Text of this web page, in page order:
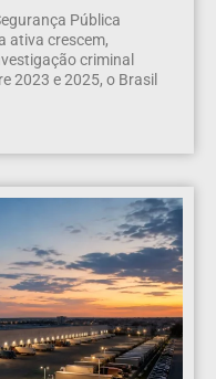
Pública
ativa crescem,
criminal
2023 e 2025, o Brasil